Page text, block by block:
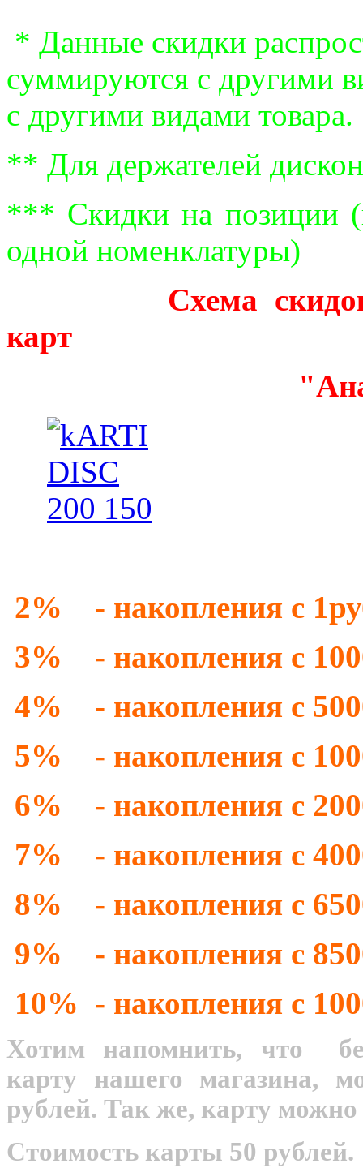
* Данные скидки
суммируются с другими
с другими видами товара.
** Для держателей
*** Скидки на позиции
одной номенклатуры)
Схема
карт
2% - накопления с
3% - накопления с
4% - накопления
5% - накопления с
6% - накопления с
7% - накопления с
8% - накопления с
9% - накопления с
10% - накопления с
Хотим напомнить, что
карту нашего магазина,
рублей. Так же, карту можно
Стоимость карты 50 рублей.